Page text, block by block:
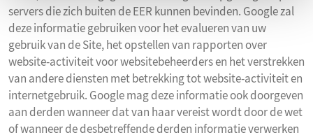
servers die zich buiten de EER kunnen bevinden. Google zal
deze informatie gebruiken voor het evalueren van uw
gebruik van de Site, het opstellen van rapporten over
website-activiteit voor websitebeheerders en het verstrekken
van andere diensten met betrekking tot website-activiteit en
internetgebruik. Google mag deze informatie ook doorgeven
aan derden wanneer dat van haar vereist wordt door de wet
of wanneer de desbetreffende derden informatie verwerken